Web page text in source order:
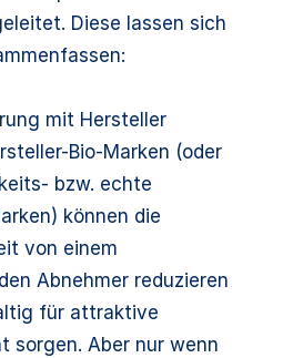
Diese lassen sich
mit Hersteller
Bio-Marken (oder
bzw. echte
können die
von einem
Abnehmer reduzieren
für attraktive
sorgen. Aber nur wenn